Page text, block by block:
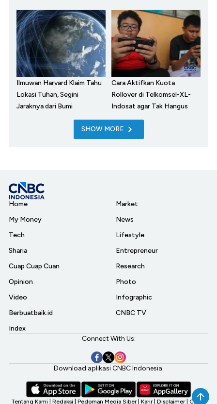
Ilmuwan Harvard Klaim Tahu
Lokasi Tuhan, Segini
Jaraknya dari Bumi
Cara Aktifkan Kuota
Rollover di Telkomsel-XL-
Indosat agar Tak Hangus
SHOW MORE
Home
My Money
Tech
Sharia
Cuap Cuap Cuan
Opinion
Video
Berbuatbaik.id
Index
Market
News
Lifestyle
Entrepreneur
Research
Photo
Infographic
CNBC TV
Connect With Us:
Download aplikasi CNBC Indonesia:
Tentang Kami Redaksi Pedoman Media Siber Karir Disclaimer CNBC